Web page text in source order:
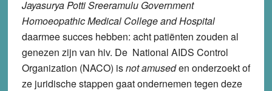
Jayasurya Potti Sreeramulu Government
Homoeopathic Medical College and Hospital
daarmee succes hebben: acht patiënten zouden al
genezen zijn van hiv. De National AIDS Control
Organization (NACO) isnot amuseden onderzoekt of
ze juridische stappen gaat ondernemen tegen deze